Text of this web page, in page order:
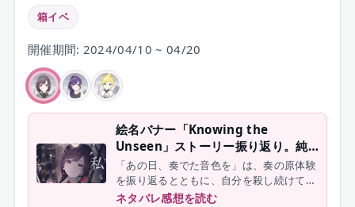
箱イベ
開催期間: 2024/04/10 ~ 04/20
絵名バナー「Knowing the
Unseen」ストーリー振り返り。純
度100％の東雲絵名、避けてきた父
娘の対話が示すもの【プロセカ】
「あの日、奏でた音色を」は、奏の原体験
を振り返るとともに、自分を殺し続けてき
た奏がニーゴに救われる話でした。
ネタバレ感想を読む